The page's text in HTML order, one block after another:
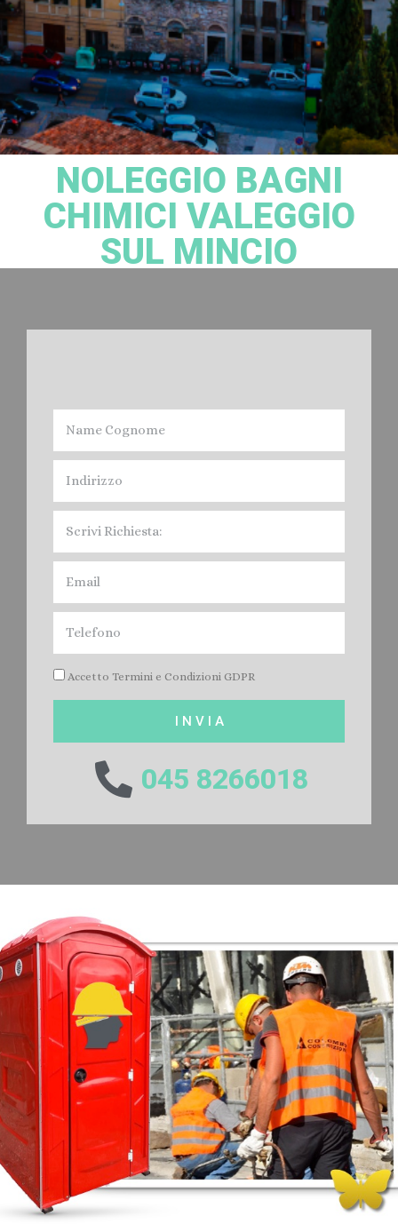
NOLEGGIO BAGNI
CHIMICI VALEGGIO
SUL MINCIO
quindi Noleggio a Breve, Medio e Lungo Termine. I Bagni Mobili di
Cacciatori Spurghi, sono conformi alle Normative legislative, e cioè:
Prezzi: Noleggio Bagni Chimici Valeggio
sul Mincio.
Accetto Termini e Condizioni GDPR
I N V I A
045 8266018